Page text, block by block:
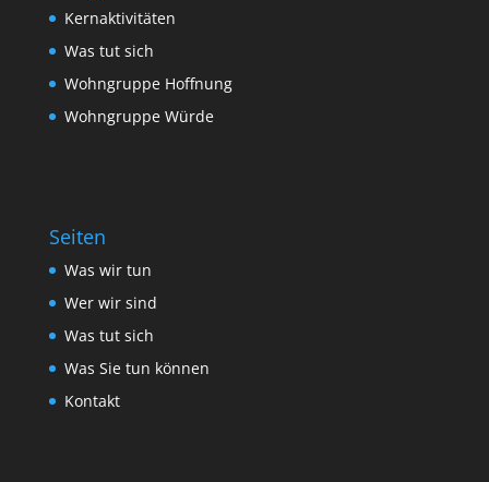
Kernaktivitäten
Was tut sich
Wohngruppe Hoffnung
Wohngruppe Würde
Seiten
Was wir tun
Wer wir sind
Was tut sich
Was Sie tun können
Kontakt